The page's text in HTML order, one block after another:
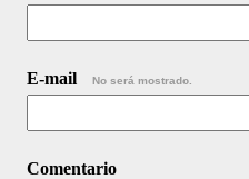
E-mail No será mostrado.
Comentario